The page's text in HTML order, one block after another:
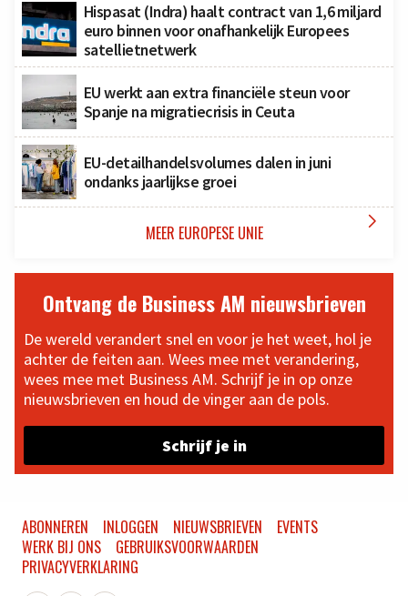
Hispasat (Indra) haalt contract van 1,6 miljard
euro binnen voor onafhankelijk Europees
satellietnetwerk
EU werkt aan extra financiële steun voor
Spanje na migratiecrisis in Ceuta
EU-detailhandelsvolumes dalen in juni
ondanks jaarlijkse groei
MEER EUROPESE UNIE 
Ontvang de Business AM nieuwsbrieven
De wereld verandert snel en voor je het weet, hol je
achter de feiten aan. Wees mee met verandering,
wees mee met Business AM. Schrijf je in op onze
nieuwsbrieven en houd de vinger aan de pols.
Schrijf je in
ABONNEREN INLOGGEN NIEUWSBRIEVEN
EVENTS
WERK BIJ ONS
GEBRUIKSVOORWAARDEN
PRIVACYVERKLARING